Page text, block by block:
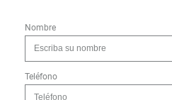
Nombre
Teléfono